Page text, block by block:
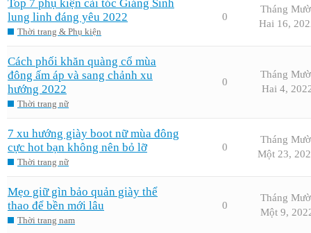
Top 7 phụ kiện cài tóc Giáng Sinh
lung linh đáng yêu 2022
Thời trang & Phụ kiện
0
Tháng
Hai 16,
Cách phối khăn quàng cổ mùa
đông ấm áp và sang chảnh xu
hướng 2022
Thời trang nữ
0
Tháng
Hai 4,
7 xu hướng giày boot nữ mùa đông
cực hot bạn không nên bỏ lỡ
Thời trang nữ
0
Tháng
Một 23,
Mẹo giữ gìn bảo quản giày thể
thao để bền mới lâu
Thời trang nam
0
Tháng
Một 9,